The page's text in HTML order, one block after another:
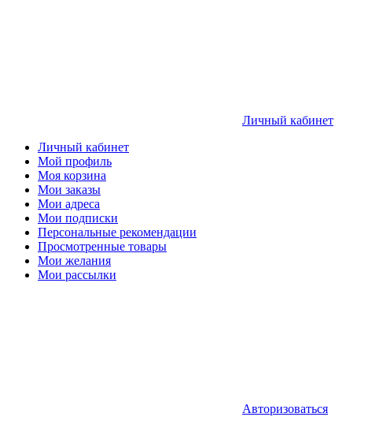
Личный кабинет
Личный кабинет
Мой профиль
Моя корзина
Мои заказы
Мои адреса
Мои подписки
Персональные рекомендации
Просмотренные товары
Мои желания
Мои рассылки
Авторизоваться